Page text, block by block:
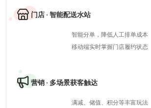
门店 · 智能配送水站
智能分单，降低人工排单成本
移动端实时掌握门店履约状态
营销 · 多场景获客触达
满减、储值、积分等丰富玩法